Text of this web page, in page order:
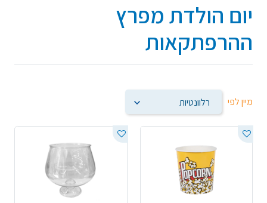
יום הולדת מפרץ
ההרפתקאות
מיין לפי